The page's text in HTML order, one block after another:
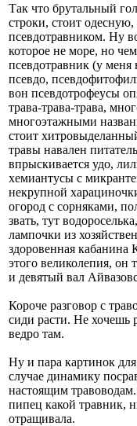
Так что брутальный
строки, стоит
псевдотравником. Ну
которое не море, но
псевдотравник (у меня
псевдо,
вон псевдотрофеусы
трава-трава-трава,
многоэтажными
стоит
травы навален
впрыскивается удо,
хемиантусы с
некрупной
огород с сорняками,
звать, тут
лампочки из
здоровенная кабанина
этого великолепия, он
и девятый вал
Короче разговор с
сиди расти. Не хочешь
ведро там.
Ну и пара картинок
случае динамику
настоящим
пипец какой травник,
отращивала.